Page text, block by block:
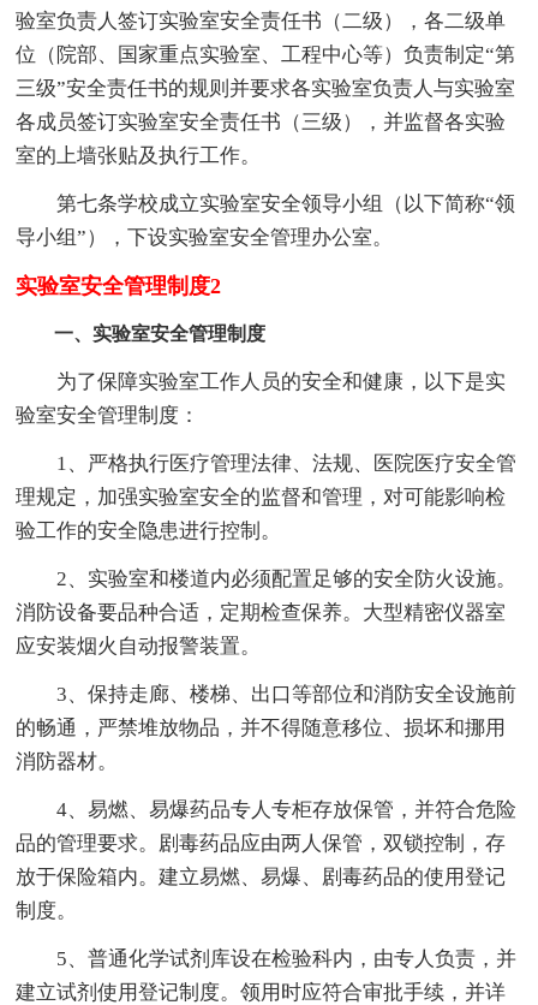
验室负责人签订实验室安全责任书（二级），各二级单
位（院部、国家重点实验室、工程中心等）负责制定“第
三级”安全责任书的规则并要求各实验室负责人与实验室
各成员签订实验室安全责任书（三级），并监督各实验
室的上墙张贴及执行工作。
第七条学校成立实验室安全领导小组（以下简称“领
导小组”），下设实验室安全管理办公室。
实验室安全管理制度2
一、实验室安全管理制度
为了保障实验室工作人员的安全和健康，以下是实
验室安全管理制度：
1、严格执行医疗管理法律、法规、医院医疗安全管
理规定，加强实验室安全的监督和管理，对可能影响检
验工作的安全隐患进行控制。
2、实验室和楼道内必须配置足够的安全防火设施。
消防设备要品种合适，定期检查保养。大型精密仪器室
应安装烟火自动报警装置。
3、保持走廊、楼梯、出口等部位和消防安全设施前
的畅通，严禁堆放物品，并不得随意移位、损坏和挪用
消防器材。
4、易燃、易爆药品专人专柜存放保管，并符合危险
品的管理要求。剧毒药品应由两人保管，双锁控制，存
放于保险箱内。建立易燃、易爆、剧毒药品的使用登记
制度。
5、普通化学试剂库设在检验科内，由专人负责，并
建立试剂使用登记制度。领用时应符合审批手续，并详